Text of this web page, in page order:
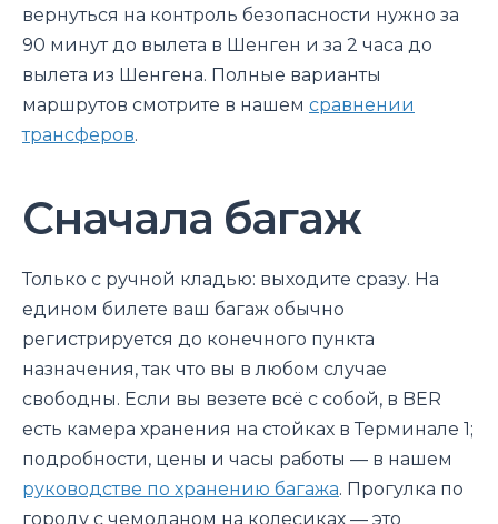
вернуться на контроль безопасности нужно за
90 минут до вылета в Шенген и за 2 часа до
вылета из Шенгена. Полные варианты
маршрутов смотрите в нашем сравнении
трансферов.
Сначала багаж
Только с ручной кладью: выходите сразу. На
едином билете ваш багаж обычно
регистрируется до конечного пункта
назначения, так что вы в любом случае
свободны. Если вы везете всё с собой, в BER
есть камера хранения на стойках в Терминале 1;
подробности, цены и часы работы — в нашем
руководстве по хранению багажа. Прогулка по
городу с чемоданом на колесиках — это